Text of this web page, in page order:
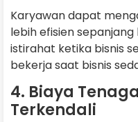
Karyawan dapat
lebih efisien
istirahat ketika bisnis
bekerja saat bisnis
4. Biaya
Terkendali